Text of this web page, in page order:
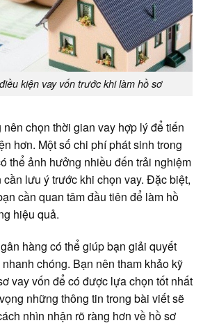
kiện vay vốn trước khi làm hồ sơ
chọn thời gian vay hợp lý để tiến
hơn. Một số chi phí phát sinh trong
thể ảnh hưởng nhiều đến trải nghiệm
lưu ý trước khi chọn vay. Đặc biệt,
cần quan tâm đầu tiên để làm hồ
hiệu quả.
hàng có thể giúp bạn giải quyết
chóng. Bạn nên tham khảo kỹ
vay vốn để có được lựa chọn tốt nhất
những thông tin trong bài viết sẽ
nhìn nhận rõ ràng hơn về hồ sơ